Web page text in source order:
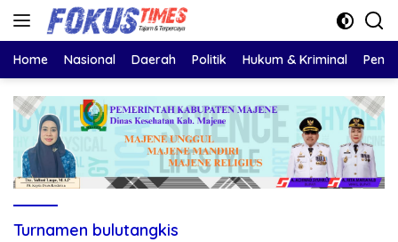
Langsung
Home Nasional Daerah Politik Hukum & Kriminal
Turnamen bulutangkis